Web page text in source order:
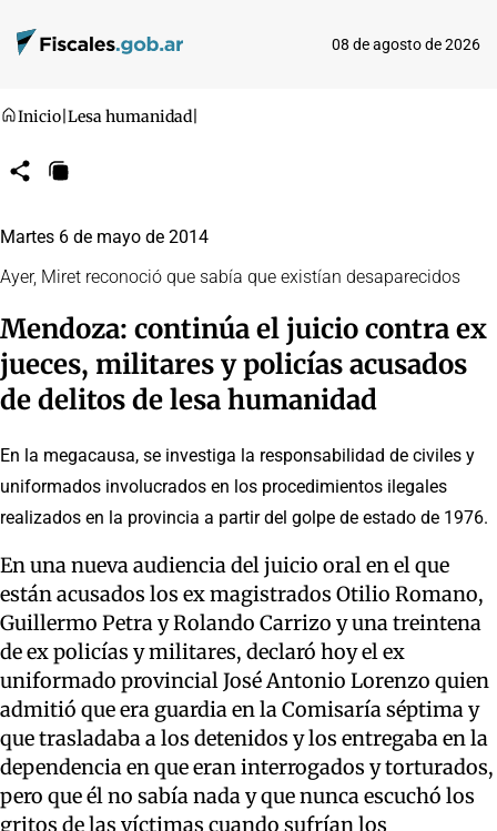
08 de agosto de 2026
Inicio Lesa humanidad
CompartirCopiar
Martes 6 de mayo de 2014
Ayer, Miret reconoció que sabía que existían desaparecidos
Mendoza: continúa el juicio contra ex
jueces, militares y policías acusados
de delitos de lesa humanidad
En la megacausa, se investiga la responsabilidad de civiles y
uniformados involucrados en los procedimientos ilegales
realizados en la provincia a partir del golpe de estado de 1976.
En una nueva audiencia del juicio oral en el que
están acusados los ex magistrados Otilio Romano,
Guillermo Petra y Rolando Carrizo y una treintena
de ex policías y militares, declaró hoy el ex
uniformado provincial José Antonio Lorenzo quien
admitió que era guardia en la Comisaría séptima y
que trasladaba a los detenidos y los entregaba en la
dependencia en que eran interrogados y torturados,
pero que él no sabía nada y que nunca escuchó los
gritos de las víctimas cuando sufrían los